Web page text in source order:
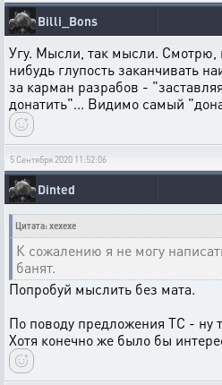
Billi_Bons
Угу. Мысли, так мысли. Смотрю,
нибудь глупость заканчивать
за карман разрабов -
донатить"... Видимо самый
5 Сентября 2020 11:52:06
Dinted
Цитата: xexexe
К сожалению я не могу
банят.
Попробуй мыслить без мата.
По поводу предложения ТС - ну
Хотя конечно же было бы